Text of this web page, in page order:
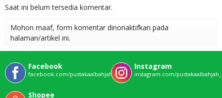
Saat ini belum tersedia komentar.
Mohon maaf, form komentar dinonaktifkan pada
halaman/artikel ini.
Facebook
facebook.com/pustakaalbahjahofficial
Instagram
instagram.com/
Shopee